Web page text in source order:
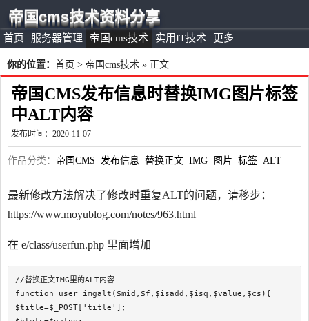
首页 服务器管理 帝国cms技术 实用IT技术 更多
帝国cms技术资料分享
你的位置： 首页 > 帝国cms技术 » 正文
帝国CMS发布信息时替换IMG图片标签
中ALT内容
发布时间：2020-11-07
作品分类： 帝国CMS 发布信息 替换正文 IMG 图片 标签 ALT
最新修改方法解决了修改时重复ALT的问题，请移步：
https://www.moyublog.com/notes/963.html
在 e/class/userfun.php 里面增加
//替换正文IMG里的ALT内容
function user_imgalt($mid,$f,$isadd,$isq,$value,$cs){
$title=$_POST['title'];